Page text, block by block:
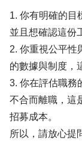
1. 你有明確的目
並且想確認這份
2. 你重視公平性
的數據與制度，
3. 你在評估職務
不合而離職，這
招募成本。
所以，請放心提